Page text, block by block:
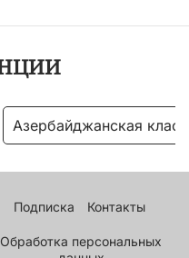
Азербайджанская
Подписка Контакты
Обработка персональных